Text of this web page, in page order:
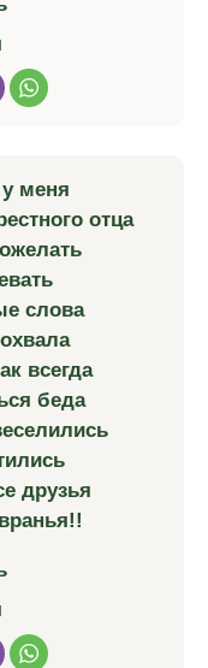
меня
отца
слова
всегда
беда
друзья